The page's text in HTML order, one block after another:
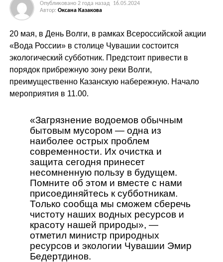
Опубликовано 2 года назад
16.05.2024
Автор: Оксана Казакова
20 мая, в День Волги, в рамках Всероссийской акции
«Вода России» в столице Чувашии состоится
экологический субботник. Предстоит привести в
порядок прибрежную зону реки Волги,
преимущественно Казанскую набережную. Начало
мероприятия в 11.00.
«Загрязнение водоемов обычным
бытовым мусором — одна из
наиболее острых проблем
современности. Их очистка и
защита сегодня принесет
несомненную пользу в будущем.
Помните об этом и вместе с нами
присоединяйтесь к субботникам.
Только сообща мы сможем сберечь
чистоту наших водных ресурсов и
красоту нашей природы», —
отметил министр природных
ресурсов и экологии Чувашии Эмир
Бедертдинов.